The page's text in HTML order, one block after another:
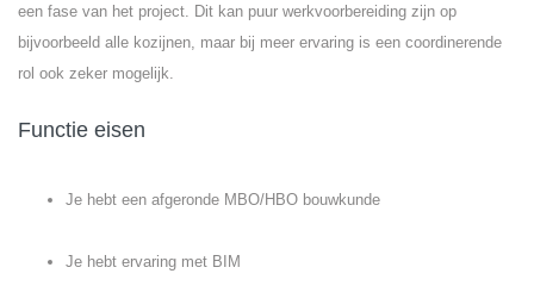
een fase van het project. Dit kan puur werkvoorbereiding zijn op
bijvoorbeeld alle kozijnen, maar bij meer ervaring is een coordinerende
rol ook zeker mogelijk.
Functie eisen
Je hebt een afgeronde MBO/HBO bouwkunde
Je hebt ervaring met BIM